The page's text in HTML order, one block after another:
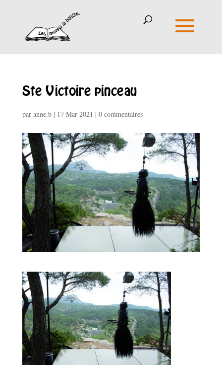
Ste Victoire pinceau
par anne.b| 17 Mar 2021 | 0 commentaires